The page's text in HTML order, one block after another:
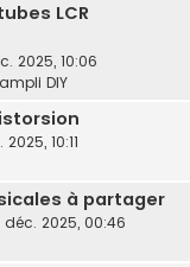
LCR
2025, 10:06
DIY
10:11
à partager
déc. 2025, 00:46